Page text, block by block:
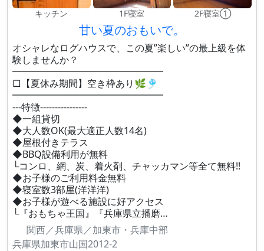
キッチン 1F寝室 2F寝室①
甘い夏のおもいで。
オシャレなログハウスで、この夏”楽しい”の最上級を体
験しませんか？
━━━━━━━━━━━━━━━━
□【夏休み期間】空き枠あり🌿🎐
━━━━━━━━━━━━━━━━
---特徴----------------
◆一組貸切
◆大人数OK(最大適正人数14名)
◆屋根付きテラス
◆BBQ設備利用が無料
└コンロ、網、炭、着火剤、チャッカマン等全て無料!!
◆お子様のご利用料金無料
◆寝室数3部屋(洋洋洋)
◆お子様が遊べる施設に好アクセス
└『おもちゃ王国』『兵庫県立播磨…
関西／兵庫県／加東市・兵庫中部
兵庫県加東市山国2012-2